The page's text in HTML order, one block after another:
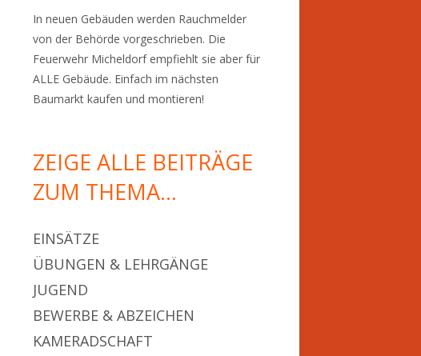
In neuen Gebäuden werden Rauchmelder
von der Behörde vorgeschrieben. Die
Feuerwehr Micheldorf empfiehlt sie aber für
ALLE Gebäude. Einfach im nächsten
Baumarkt kaufen und montieren!
ZEIGE ALLE BEITRÄGE
ZUM THEMA…
EINSÄTZE
ÜBUNGEN & LEHRGÄNGE
JUGEND
BEWERBE & ABZEICHEN
KAMERADSCHAFT